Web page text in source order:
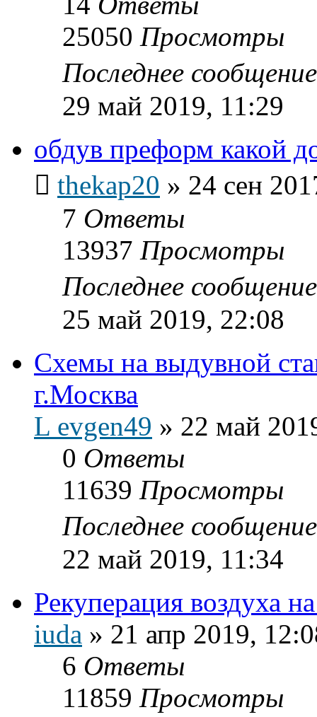
25050 Просмотры
Последнее
29 май 2019, 11:29
обдув преформ какой
thekap20 » 24 сен
7 Ответы
13937 Просмотры
Последнее
25 май 2019, 22:08
Схемы на выдувной
г.Москва
L evgen49 » 22 май
0 Ответы
11639 Просмотры
Последнее
22 май 2019, 11:34
Рекуперация воздуха
iuda » 21 апр 2019,
6 Ответы
11859 Просмотры